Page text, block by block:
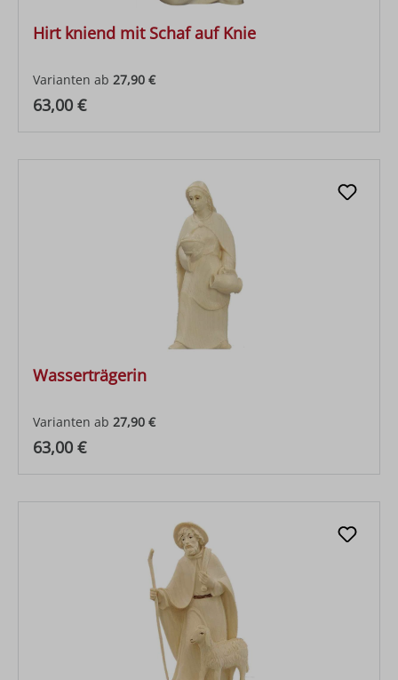
Hirt kniend mit Schaf auf Knie
Varianten ab 27,90 €
Regulärer Preis:
63,00 €
Wasserträgerin
Varianten ab 27,90 €
Regulärer Preis:
63,00 €